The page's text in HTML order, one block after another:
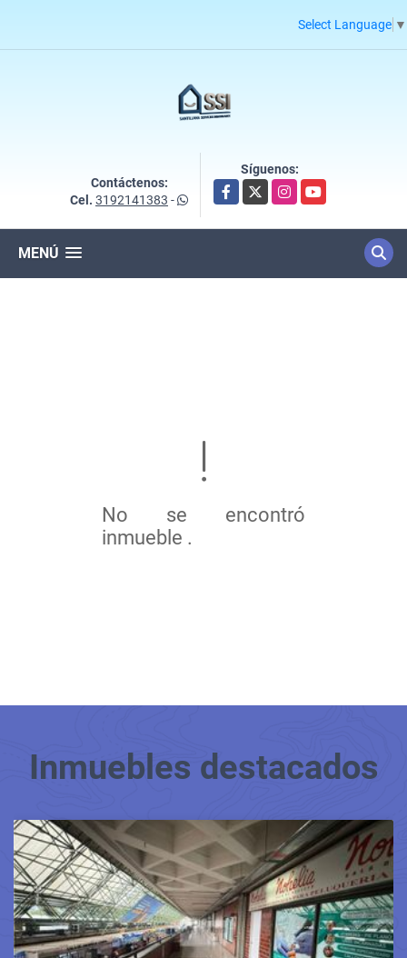
Select Language ▼
Contáctenos:
Cel. 3192141383 -
Síguenos:
Facebook
X InstagramYouTube
MENÚ
No se encontró
inmueble .
Inmuebles destacados